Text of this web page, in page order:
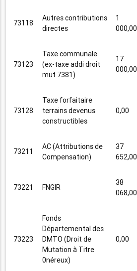
73118
Autres contributions
directes
1
000,00
73123
Taxe communale
(ex-taxe addi droit
mut 7381)
17
000,00
73128
Taxe forfaitaire
terrains devenus
constructibles
0,00
73211
AC (Attributions de
Compensation)
37
652,00
73221 FNGIR
38
068,00
73223
Fonds
Départemental des
DMTO (Droit de
Mutation à Titre
0néreux)
0,00